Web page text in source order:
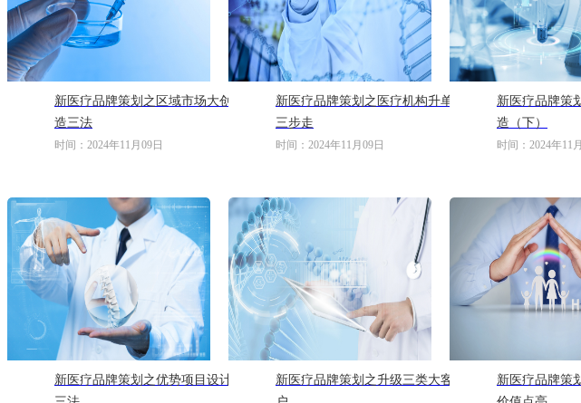
新医疗品牌策划之区域市场大创
造三法
时间：2024年11月09日
新医疗品牌策划之医疗机构升单
三步走
时间：2024年11月09日
新医疗品牌策
造（下）
时间：2024年11
新医疗品牌策划之优势项目设计
新医疗品牌策划之升级三类大客
新医疗品牌策